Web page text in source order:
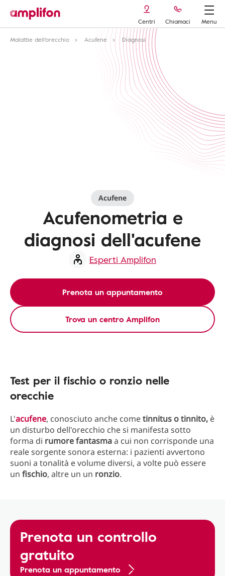
Centri Chiamaci
Menu
Malattie dell'orecchio
Acufene Diagnosi
Acufene
Acufenometria e
diagnosi dell'acufene
Esperti Amplifon
Prenota un appuntamento
Trova un centro Amplifon
Test per il fischio o ronzio nelle
orecchie
L'acufene, conosciuto anche cometinnitus o tinnito, è
un disturbo dell'orecchio che si manifesta sotto
forma di rumore fantasmaa cui non corrisponde una
reale sorgente sonora esterna: i pazienti avvertono
suoni a tonalità e volume diversi, a volte può essere
un fischio, altre un un ronzio.
Prenota un controllo
gratuito
Prenota un appuntamento